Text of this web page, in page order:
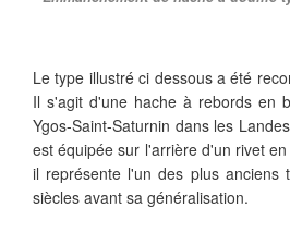
Le type illustré ci dessous a été
Il s'agit d'une hache à rebords en
Ygos-Saint-Saturnin dans les
est équipée sur l'arrière d'un rivet
il représente l'un des plus anciens
siècles avant sa généralisation.